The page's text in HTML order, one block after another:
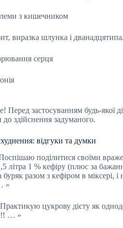
з кишечником
виразка шлунка і
серця
Перед застосуванням будь-якої
до здійснення задуманого.
відгуки та думки
поділитися своїми
літра 1 % кефіру (плюс за
разом з кефіром в міксері,
»
цукрову дієту як
… »